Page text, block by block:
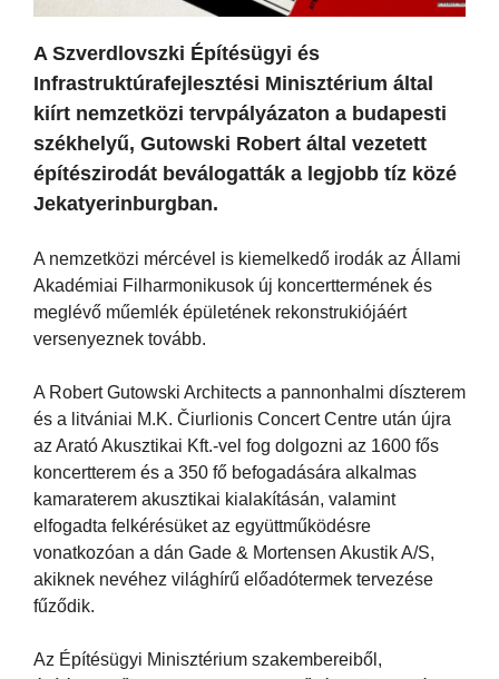
A Szverdlovszki Építésügyi és
Infrastruktúrafejlesztési Minisztérium által
kiírt nemzetközi tervpályázaton a budapesti
székhelyű, Gutowski Robert által vezetett
építészirodát beválogatták a legjobb tíz közé
Jekatyerinburgban.
A nemzetközi mércével is kiemelkedő irodák az Állami
Akadémiai Filharmonikusok új koncerttermének és
meglévő műemlék épületének rekonstrukiójáért
versenyeznek tovább.
A Robert Gutowski Architects a pannonhalmi díszterem
és a litvániai M.K. Čiurlionis Concert Centre után újra
az Arató Akusztikai Kft.-vel fog dolgozni az 1600 fős
koncertterem és a 350 fő befogadására alkalmas
kamaraterem akusztikai kialakításán, valamint
elfogadta felkérésüket az együttműködésre
vonatkozóan a dán Gade & Mortensen Akustik A/S,
akiknek nevéhez világhírű előadótermek tervezése
fűződik.
Az Építésügyi Minisztérium szakembereiből,